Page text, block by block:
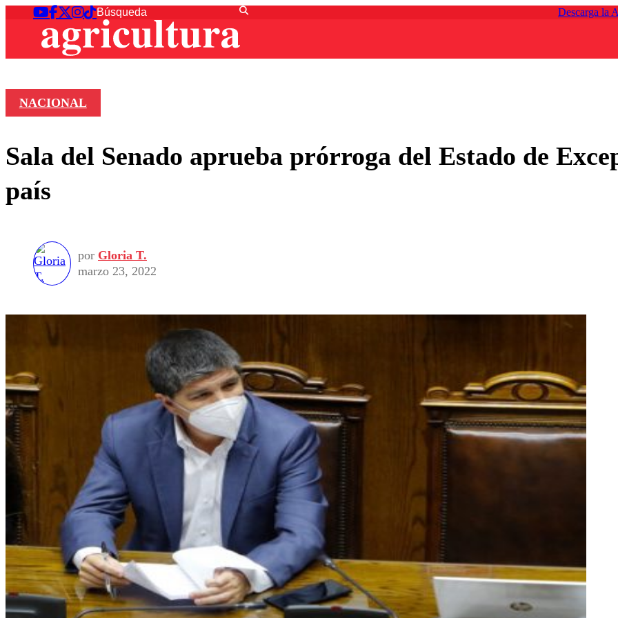
Descarga la
NACIONAL
Sala del Senado aprueba prórroga del Estado de
país
por Gloria T.
marzo 23, 2022